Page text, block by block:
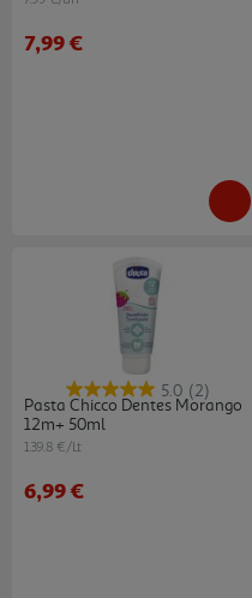
7,99 €
5.0 (2)
Pasta Chicco Dentes Morango
12m+ 50ml
139.8 €/Lt
6,99 €